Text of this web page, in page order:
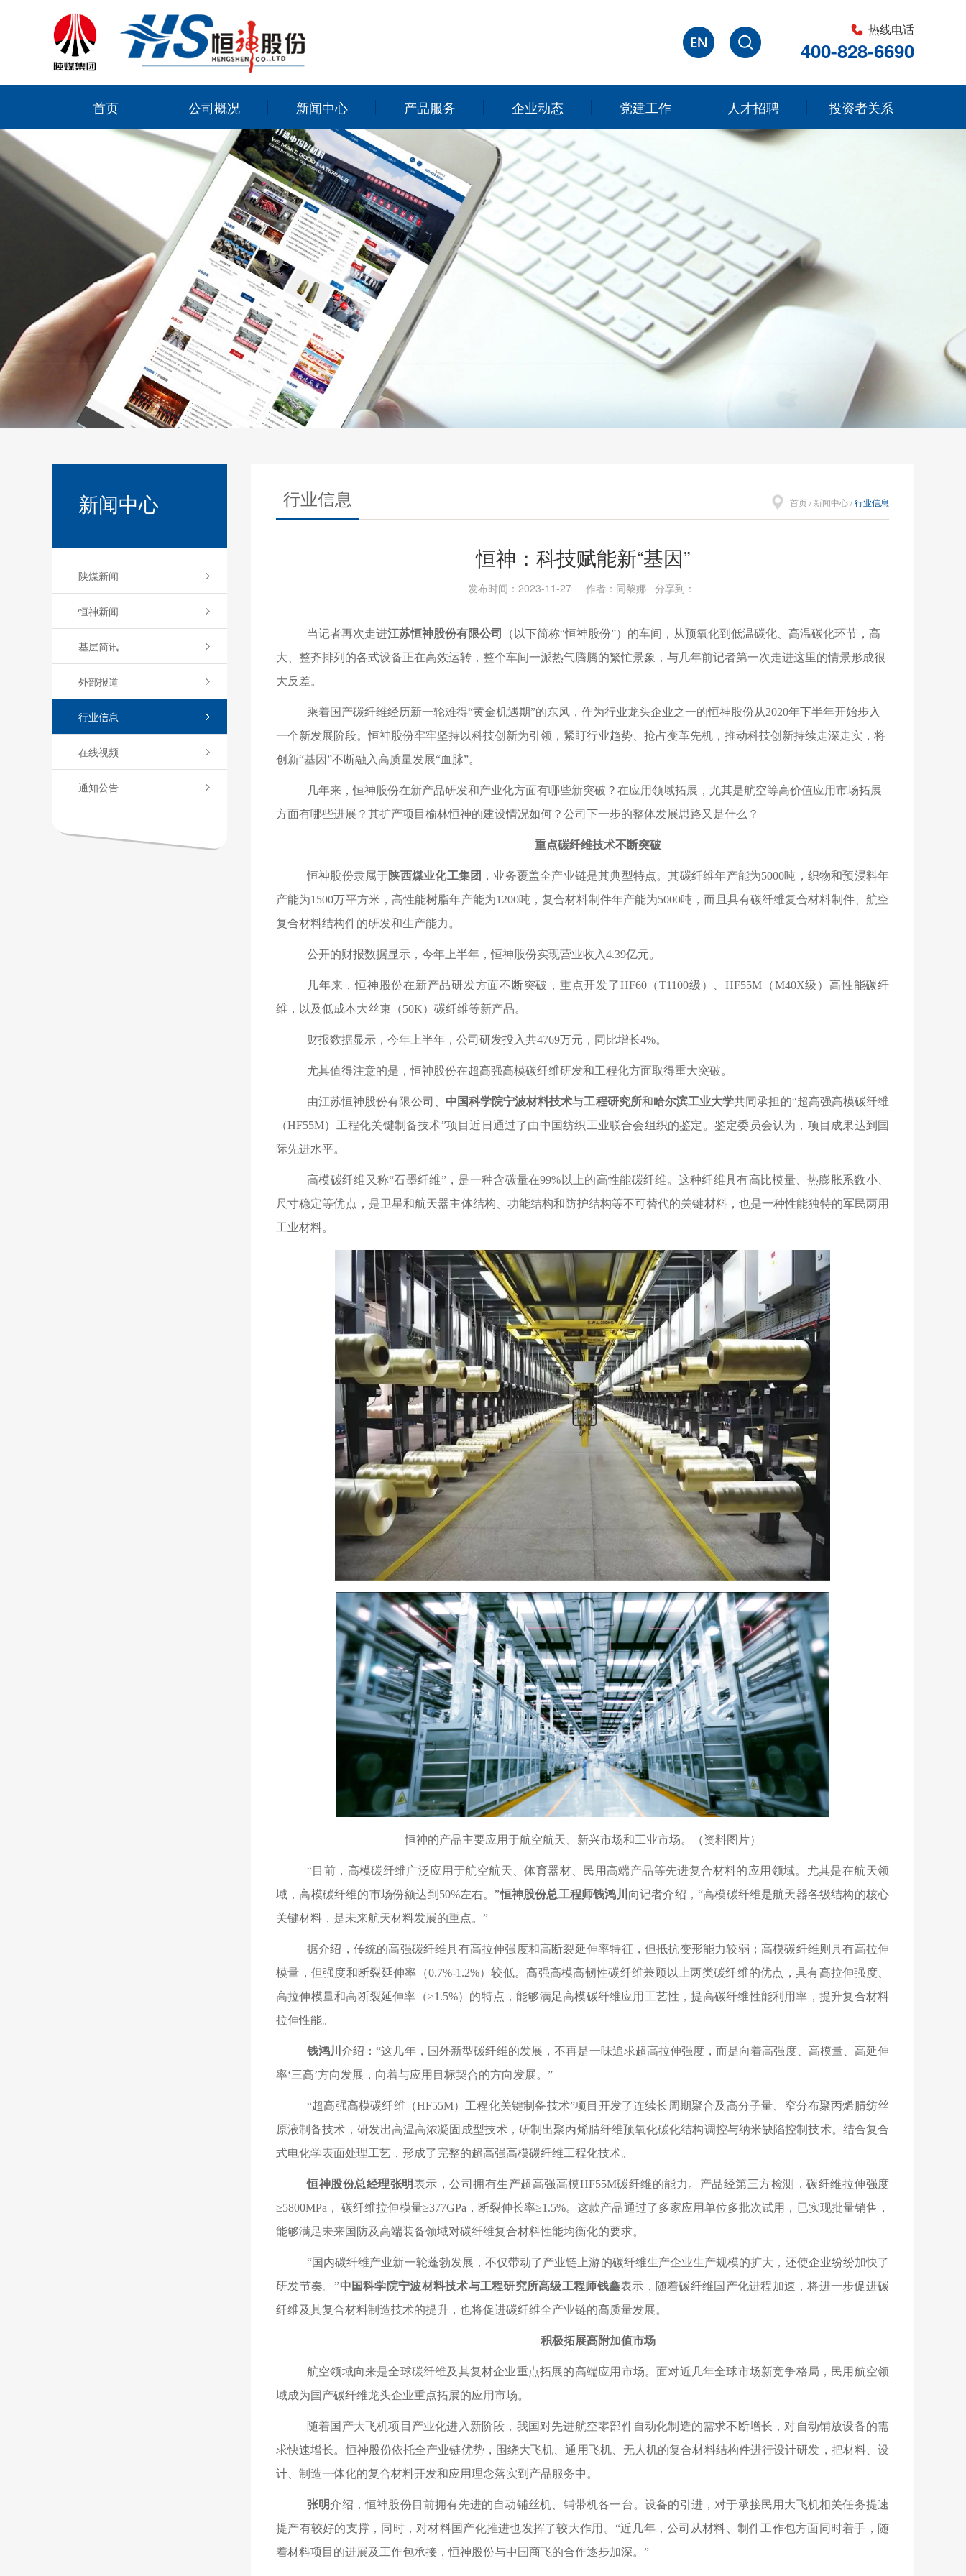
热线电话
400-828-6690
首页 公司概况 新闻中心 产品服务 企业动态 党建工作 人才招聘 投资者关系
新闻中心
陕煤新闻
恒神新闻
基层简讯
外部报道
行业信息
在线视频
通知公告
行业信息 首页/ 新闻中心/行业信息
恒神：科技赋能新“基因”
发布时间：2023-11-27 作者：同黎娜 分享到：
当记者再次走进江苏恒神股份有限公司 （以下简称“恒神股份”）的车间，从预氧化到低温碳化、高温碳化环节，高
大、整齐排列的各式设备正在高效运转，整个车间一派热气腾腾的繁忙景象，与几年前记者第一次走进这里的情景形成很
大反差。
乘着国产碳纤维经历新一轮难得“黄金机遇期”的东风，作为行业龙头企业之一的恒神股份从2020年下半年开始步入
一个新发展阶段。恒神股份牢牢坚持以科技创新为引领，紧盯行业趋势、抢占变革先机，推动科技创新持续走深走实，将
创新“基因”不断融入高质量发展“血脉”。
几年来，恒神股份在新产品研发和产业化方面有哪些新突破？在应用领域拓展，尤其是航空等高价值应用市场拓展
方面有哪些进展？其扩产项目榆林恒神的建设情况如何？公司下一步的整体发展思路又是什么？
重点碳纤维技术不断突破
恒神股份隶属于陕西煤业化工集团 ，业务覆盖全产业链是其典型特点。其碳纤维年产能为5000吨，织物和预浸料年
产能为1500万平方米，高性能树脂年产能为1200吨，复合材料制件年产能为5000吨，而且具有碳纤维复合材料制件、航空
复合材料结构件的研发和生产能力。
公开的财报数据显示，今年上半年，恒神股份实现营业收入4.39亿元。
几年来，恒神股份在新产品研发方面不断突破，重点开发了HF60（T1100级）、HF55M（M40X级）高性能碳纤
维，以及低成本大丝束（50K）碳纤维等新产品。
财报数据显示，今年上半年，公司研发投入共4769万元，同比增长4%。
尤其值得注意的是，恒神股份在超高强高模碳纤维研发和工程化方面取得重大突破。
由江苏恒神股份有限公司、 中国科学院宁波材料技术与工程研究所和哈尔滨工业大学共同承担的“超高强高模碳纤维
（HF55M）工程化关键制备技术”项目近日通过了由中国纺织工业联合会组织的鉴定。鉴定委员会认为，项目成果达到国
际先进水平。
高模碳纤维又称“石墨纤维”，是一种含碳量在99%以上的高性能碳纤维。这种纤维具有高比模量、热膨胀系数小、
尺寸稳定等优点，是卫星和航天器主体结构、功能结构和防护结构等不可替代的关键材料，也是一种性能独特的军民两用
工业材料。
恒神的产品主要应用于航空航天、新兴市场和工业市场。（资料图片）
“目前，高模碳纤维广泛应用于航空航天、体育器材、民用高端产品等先进复合材料的应用领域。尤其是在航天领
域，高模碳纤维的市场份额达到50%左右。”恒神股份总工程师钱鸿川 向记者介绍，“高模碳纤维是航天器各级结构的核心
关键材料，是未来航天材料发展的重点。”
据介绍，传统的高强碳纤维具有高拉伸强度和高断裂延伸率特征，但抵抗变形能力较弱；高模碳纤维则具有高拉伸
模量，但强度和断裂延伸率（0.7%-1.2%）较低。高强高模高韧性碳纤维兼顾以上两类碳纤维的优点，具有高拉伸强度、
高拉伸模量和高断裂延伸率（≥1.5%）的特点，能够满足高模碳纤维应用工艺性，提高碳纤维性能利用率，提升复合材料
拉伸性能。
钱鸿川介绍：“这几年，国外新型碳纤维的发展，不再是一味追求超高拉伸强度，而是向着高强度、高模量、高延伸
率‘三高’方向发展，向着与应用目标契合的方向发展。”
“超高强高模碳纤维（HF55M）工程化关键制备技术”项目开发了连续长周期聚合及高分子量、窄分布聚丙烯腈纺丝
原液制备技术，研发出高温高浓凝固成型技术，研制出聚丙烯腈纤维预氧化碳化结构调控与纳米缺陷控制技术。结合复合
式电化学表面处理工艺，形成了完整的超高强高模碳纤维工程化技术。
恒神股份总经理张明表示，公司拥有生产超高强高模HF55M碳纤维的能力。产品经第三方检测，碳纤维拉伸强度
≥5800MPa， 碳纤维拉伸模量≥377GPa，断裂伸长率≥1.5%。这款产品通过了多家应用单位多批次试用，已实现批量销售，
能够满足未来国防及高端装备领域对碳纤维复合材料性能均衡化的要求。
“国内碳纤维产业新一轮蓬勃发展，不仅带动了产业链上游的碳纤维生产企业生产规模的扩大，还使企业纷纷加快了
研发节奏。”中国科学院宁波材料技术与工程研究所高级工程师钱鑫表示，随着碳纤维国产化进程加速，将进一步促进碳
纤维及其复合材料制造技术的提升，也将促进碳纤维全产业链的高质量发展。
积极拓展高附加值市场
航空领域向来是全球碳纤维及其复材企业重点拓展的高端应用市场。面对近几年全球市场新竞争格局，民用航空领
域成为国产碳纤维龙头企业重点拓展的应用市场。
随着国产大飞机项目产业化进入新阶段，我国对先进航空零部件自动化制造的需求不断增长，对自动铺放设备的需
求快速增长。恒神股份依托全产业链优势，围绕大飞机、通用飞机、无人机的复合材料结构件进行设计研发，把材料、设
计、制造一体化的复合材料开发和应用理念落实到产品服务中。
张明介绍 ，恒神股份目前拥有先进的自动铺丝机、铺带机各一台。设备的引进，对于承接民用大飞机相关任务提速
提产有较好的支撑，同时，对材料国产化推进也发挥了较大作用。 “近几年，公司从材料、制件工作包方面同时着手，随
着材料项目的进展及工作包承接，恒神股份与中国商飞的合作逐步加深。”